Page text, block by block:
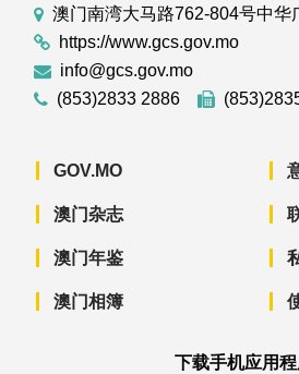
澳门南湾大马路762-804号中华
https://www.gcs.gov.mo
info@gcs.gov.mo
(853)2833 2886
GOV.MO
澳门杂志
澳门年鉴
澳门相簿
下载手机应用